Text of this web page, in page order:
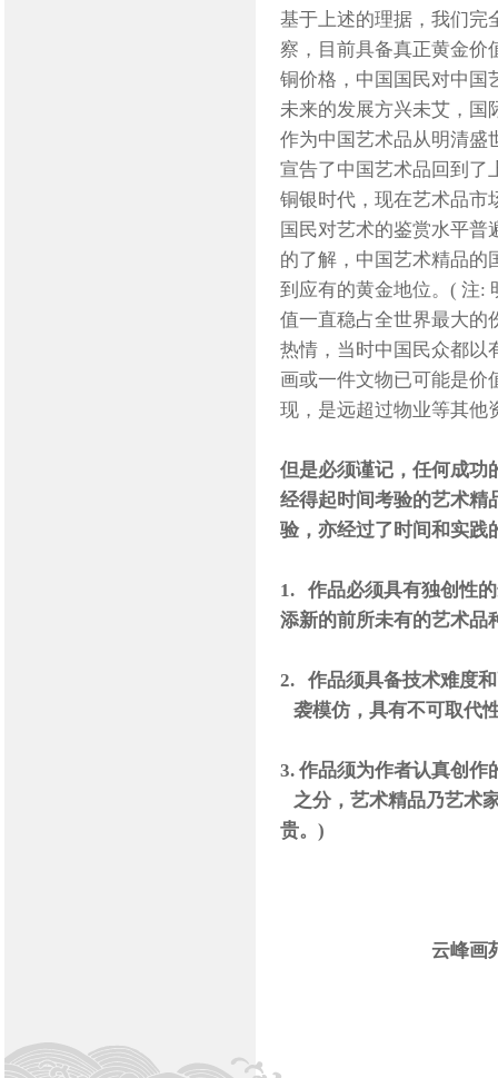
基于上述的理据，我们完
察，目前具备真正黄金价
铜价格，中国国民对中国
未来的发展方兴未艾，国
作为中国艺术品从明清盛
宣告了中国艺术品回到了
铜银时代，现在艺术品市
国民对艺术的鉴赏水平普
的了解，中国艺术精品的
到应有的黄金地位。( 注:
值一直稳占全世界最大的
热情，当时中国民众都以
画或一件文物已可能是价
现，是远超过物业等其他
但是必须谨记，任何成功
经得起时间考验的艺术精
验，亦经过了时间和实践
1. 作品必须具有独创性
添新的前所未有的艺术品
2. 作品须具备技术难度
袭模仿，具有不可取代
3. 作品须为作者认真创作
之分，艺术精品乃艺术
贵。)
云峰画